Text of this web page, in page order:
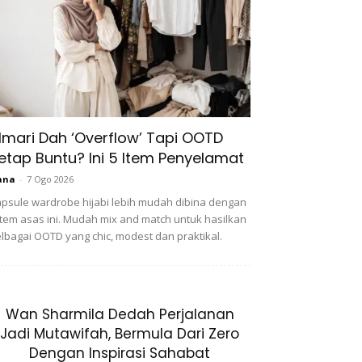
Dah ‘Overflow’ Tapi OOTD
Buntu? Ini 5 Item Penyelamat
- 7 Ogo 2026
wardrobe hijabi lebih mudah dibina dengan
asas ini. Mudah mix and match untuk hasilkan
OOTD yang chic, modest dan praktikal.
Wan Sharmila Dedah Perjalanan
Jadi Mutawifah, Bermula Dari Zero
Dengan Inspirasi Sahabat